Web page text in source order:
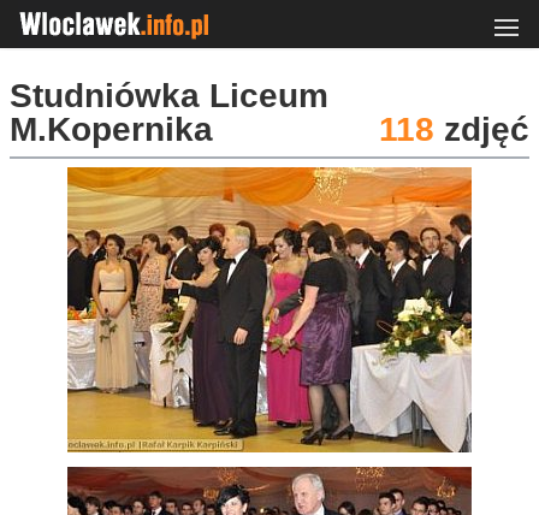
Studniówka Liceum
M.Kopernika
118 zdjęć